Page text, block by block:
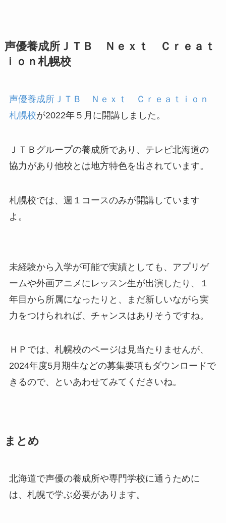
声優養成所ＪＴＢ Ｎｅｘｔ Ｃｒｅａｔ
ｉｏｎ札幌校
声優養成所ＪＴＢ Ｎｅｘｔ Ｃｒｅａｔｉｏｎ
札幌校が2022年５月に開講しました。
ＪＴＢグループの養成所であり、テレビ北海道の
協力があり他校とは地方特色を出されています。
札幌校では、週１コースのみが開講しています
よ。
未経験から入学が可能で実績としても、アプリゲ
ームや外画アニメにレッスン生が出演したり、１
年目から所属になったりと、まだ新しいながら実
力をつけられれば、チャンスはありそうですね。
ＨＰでは、札幌校のページは見当たりませんが、
2024年度5月期生などの募集要項もダウンロードで
きるので、といあわせてみてくださいね。
まとめ
北海道で声優の養成所や専門学校に通うために
は、札幌で学ぶ必要があります。